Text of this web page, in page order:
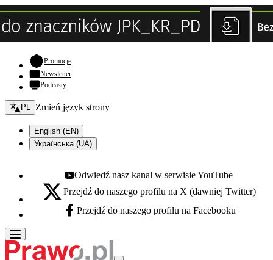
Promocje- otwiera się w nowej karcie
Newsletter
Podcasty
Zmień język - bieżący:
PL Zmień język strony
English (EN)
Українська (UA)
Youtube - otwiera się w nowej karcie
Odwiedź nasz kanał w serwisie YouTube
X - otwiera się w nowej karcie
Przejdź do naszego profilu na X (dawniej Twitter)
Facebook - otwiera się w nowej karcie
Przejdź do naszego profilu na Facebooku